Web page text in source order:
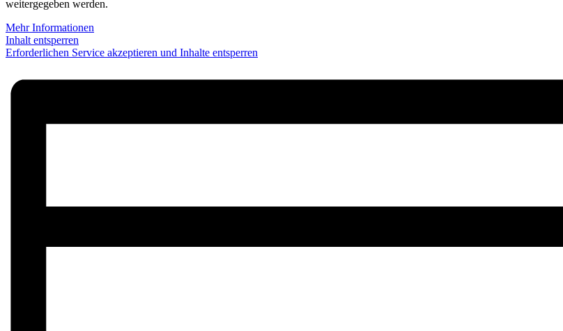
weitergegeben werden.
Mehr Informationen
Inhalt entsperren
Erforderlichen Service akzeptieren und Inhalte entsperren